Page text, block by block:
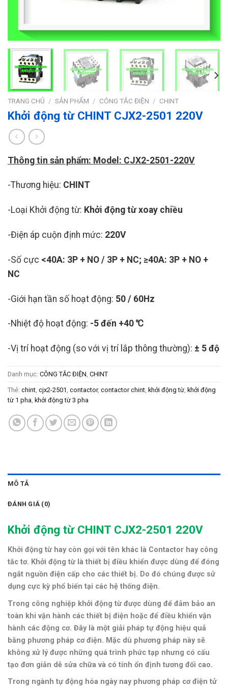
TRANG CHỦ / SẢN PHẨM / CÔNG TẮC ĐIỆN / CHINT
Khởi động từ CHINT CJX2-2501 220V
Thông tin sản phẩm: Model: CJX2-2501-220V
-Thương hiệu: CHINT
-Loại Khởi động từ: Khởi động từ xoay chiều
-Điện áp cuộn định mức: 220V
-Số cực <40A: 3P + NO / 3P + NC; ≥40A: 3P + NO +
NC
-Giới hạn tần số hoạt động: 50 / 60Hz
-Nhiệt độ hoạt động: -5 đến +40 ℃
-Vị trí hoạt động (so với vị trí lắp thông thường): ± 5 độ
Danh mục: CÔNG TẮC ĐIỆN CHINT
Thẻ: chint cjx2-2501 contactor, contactor chint khởi động từ khởi động
từ 1 pha khởi động từ 3 pha
MÔ TẢ
ĐÁNH GIÁ (0)
Khởi động từ CHINT CJX2-2501 220V
Khởi động từ hay còn gọi với tên khác là Contactor hay công
tắc tơ. Khởi động từ là thiết bị điều khiển được dùng để đóng
ngắt nguồn điện cấp cho các thiết bị. Do đó chúng được sử
dụng cực kỳ phổ biến tại các hệ thống điện.
Trong công nghiệp khởi động từ được dùng để đảm bảo an
toàn khi vận hành các thiết bị điện hoặc để điều khiển vận
hành các động cơ. Đây là một giải pháp tự động hiệu quả
bằng phương pháp cơ điện. Mặc dù phương pháp này sẽ
không xử lý được những quá trình phức tạp nhưng có cấu
tạo đơn giản dễ sửa chữa và có tính ổn định tương đối cao.
Trong ngành tự động hóa ngày nay phương pháp cơ điện tử